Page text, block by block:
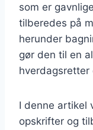
som er
tilberedes på
herunder
gør den til en
hverdagsretter
I denne artikel
opskrifter og